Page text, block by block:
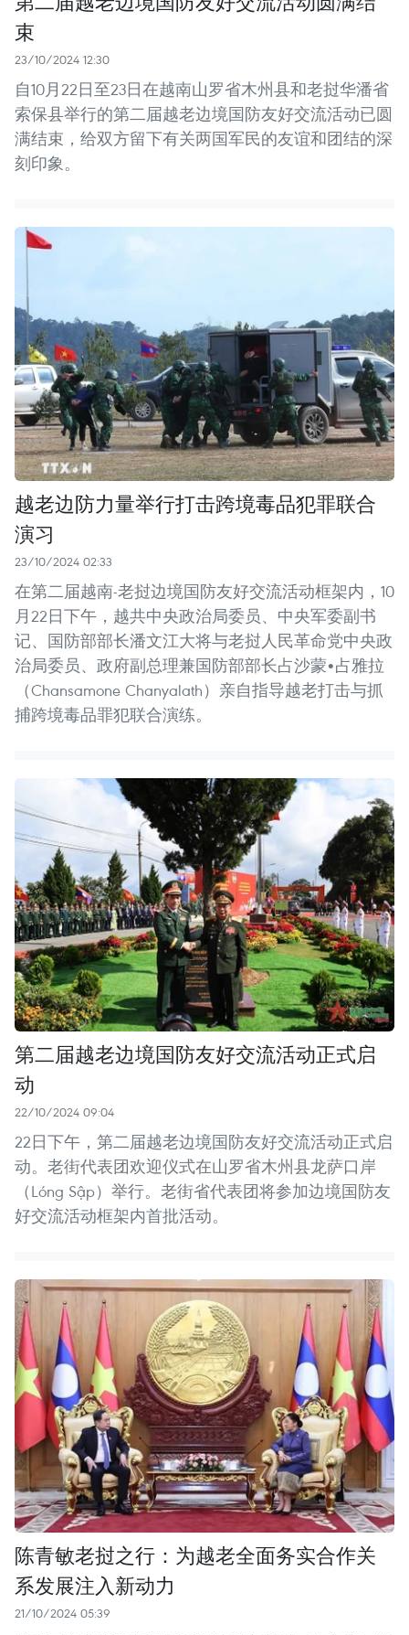
束
23/10/2024 12:30
自10月22日至23日在越南山罗省木州县和老挝华潘省
索保县举行的第二届越老边境国防友好交流活动已圆
满结束，给双方留下有关两国军民的友谊和团结的深
刻印象。
越老边防力量举行打击跨境毒品犯罪联合
演习
23/10/2024 02:33
在第二届越南-老挝边境国防友好交流活动框架内，10
月22日下午，越共中央政治局委员、中央军委副书
记、国防部部长潘文江大将与老挝人民革命党中央政
治局委员、政府副总理兼国防部部长占沙蒙•占雅拉
（Chansamone Chanyalath）亲自指导越老打击与抓
捕跨境毒品罪犯联合演练。
第二届越老边境国防友好交流活动正式启
动
22/10/2024 09:04
22日下午，第二届越老边境国防友好交流活动正式启
动。老街代表团欢迎仪式在山罗省木州县龙萨口岸
（Lóng Sập）举行。老街省代表团将参加边境国防友
好交流活动框架内首批活动。
陈青敏老挝之行：为越老全面务实合作关
系发展注入新动力
21/10/2024 05:39